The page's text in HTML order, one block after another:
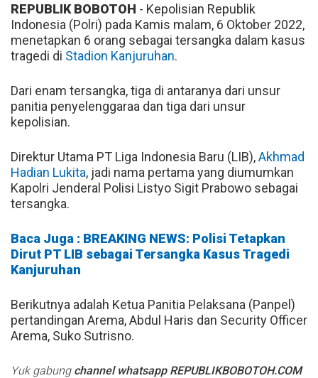
REPUBLIK BOBOTOH - Kepolisian Republik
Indonesia (Polri) pada Kamis malam, 6 Oktober 2022,
menetapkan 6 orang sebagai tersangka dalam kasus
tragedi di Stadion Kanjuruhan.
Dari enam tersangka, tiga di antaranya dari unsur
panitia penyelenggaraa dan tiga dari unsur
kepolisian.
Direktur Utama PT Liga Indonesia Baru (LIB),Akhmad
Hadian Lukita, jadi nama pertama yang diumumkan
Kapolri Jenderal Polisi Listyo Sigit Prabowo sebagai
tersangka.
Baca Juga : BREAKING NEWS: Polisi Tetapkan
Dirut PT LIB sebagai Tersangka Kasus Tragedi
Kanjuruhan
Berikutnya adalah Ketua Panitia Pelaksana (Panpel)
pertandingan Arema, Abdul Haris dan Security Officer
Arema, Suko Sutrisno.
Yuk gabung channel whatsapp REPUBLIKBOBOTOH.COM